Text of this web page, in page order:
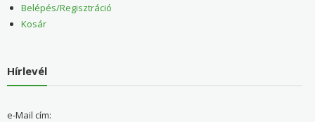
Belépés/Regisztráció
Kosár
Hírlevél
e-Mail cím: